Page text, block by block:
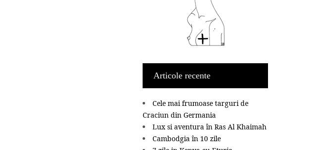
Articole recente
Cele mai frumoase targuri de
Craciun din Germania
Lux si aventura în Ras Al Khaimah
Cambodgia în 10 zile